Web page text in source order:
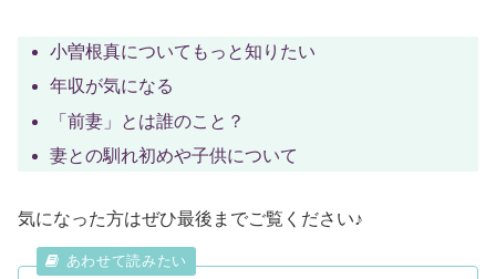
小曽根真についてもっと知りたい
年収が気になる
「前妻」とは誰のこと？
妻との馴れ初めや子供について
気になった方はぜひ最後までご覧ください♪